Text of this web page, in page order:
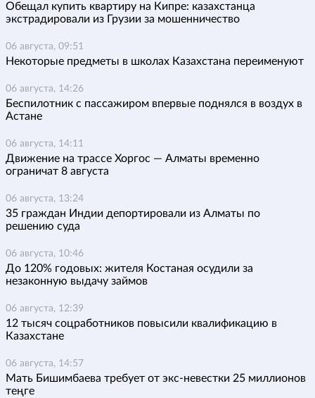
Обещал купить квартиру на Кипре: казахстанца
экстрадировали из Грузии за мошенничество
06 августа, 09:51
Некоторые предметы в школах Казахстана переименуют
06 августа, 14:26
Беспилотник с пассажиром впервые поднялся в воздух в
Астане
06 августа, 14:11
Движение на трассе Хоргос — Алматы временно
ограничат 8 августа
06 августа, 13:24
35 граждан Индии депортировали из Алматы по
решению суда
06 августа, 10:46
До 120% годовых: жителя Костаная осудили за
незаконную выдачу займов
06 августа, 12:39
12 тысяч соцработников повысили квалификацию в
Казахстане
06 августа, 14:57
Мать Бишимбаева требует от экс-невестки 25 миллионов
теңге